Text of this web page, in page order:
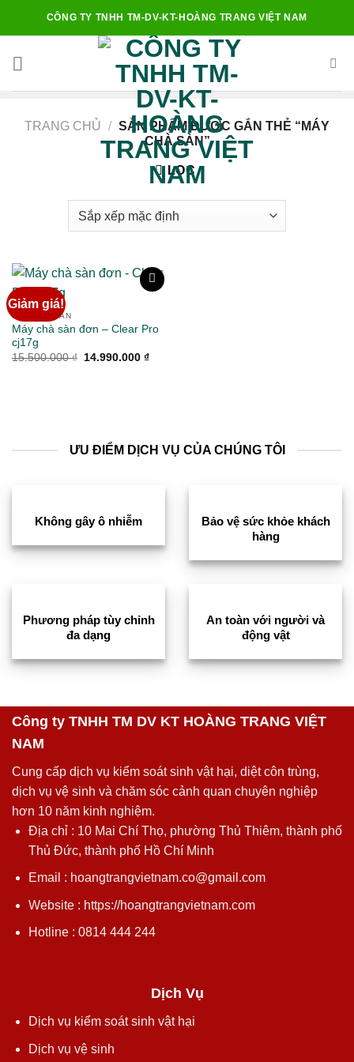
dung
CÔNG TY TNHH TM-DV-KT-HOÀNG TRANG VIỆT NAM
TRANG CHỦ / SẢN PHẨM ĐƯỢC GẮN THẺ “MÁY
CHÀ SÀN”
LỌC
Giảm giá!
Add to
MÁY CHÀ SÀN
Máy chà sàn đơn – Clear Pro
cj17g
15.500.000₫
Giá
14.990.000 ₫Giá
ƯU ĐIỂM DỊCH VỤ CỦA CHÚNG TÔI
Không gây ô nhiễm
Bảo vệ sức khỏe khách
hàng
Phương pháp tùy chỉnh
đa dạng
An toàn với người và
động vật
Công ty TNHH TM DV KT HOÀNG TRANG VIỆT
NAM
Cung cấp dịch vụ kiểm soát sinh vật hại, diệt côn trùng,
dịch vụ vệ sinh và chăm sóc cảnh quan chuyên nghiệp
hơn 10 năm kinh nghiệm.
Địa chỉ : 10 Mai Chí Thọ, phường Thủ Thiêm, thành phố
Thủ Đức, thành phố Hồ Chí Minh
Email : hoangtrangvietnam.co@gmail.com
Website : https://hoangtrangvietnam.com
Hotline : 0814 444 244
Dịch Vụ
Dịch vụ kiểm soát sinh vật hại
Dịch vụ vệ sinh